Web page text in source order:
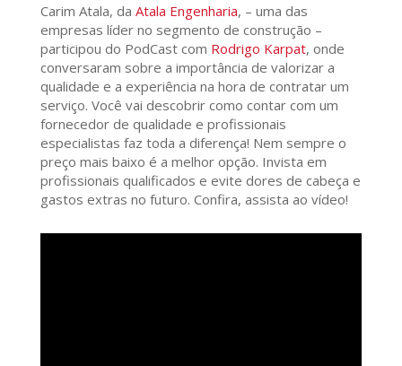
Carim Atala, da Atala Engenharia, – uma das
empresas líder no segmento de construção –
participou do PodCast com Rodrigo Karpat, onde
conversaram sobre a importância de valorizar a
qualidade e a experiência na hora de contratar um
serviço. Você vai descobrir como contar com um
fornecedor de qualidade e profissionais
especialistas faz toda a diferença! Nem sempre o
preço mais baixo é a melhor opção. Invista em
profissionais qualificados e evite dores de cabeça e
gastos extras no futuro. Confira, assista ao vídeo!